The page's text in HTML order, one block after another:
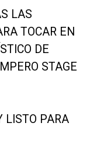
LAS
TOCAR EN
DE
STAGE
LISTO PARA